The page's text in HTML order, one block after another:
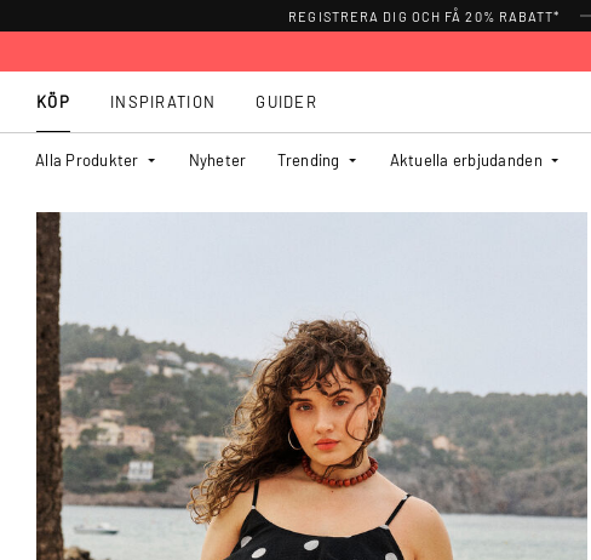
REGISTRERA DIG OCH FÅ 20% RABATT*
KÖP
Alla Produkter Nyheter Trending Aktuella erbjudanden
INSPIRATION GUIDER